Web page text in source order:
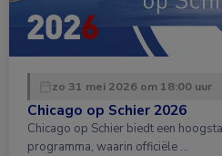
zo 31 mei 2026 om 18:00 uur
Chicago op Schier 2026
Chicago op Schier biedt een
programma, waarin officiële …